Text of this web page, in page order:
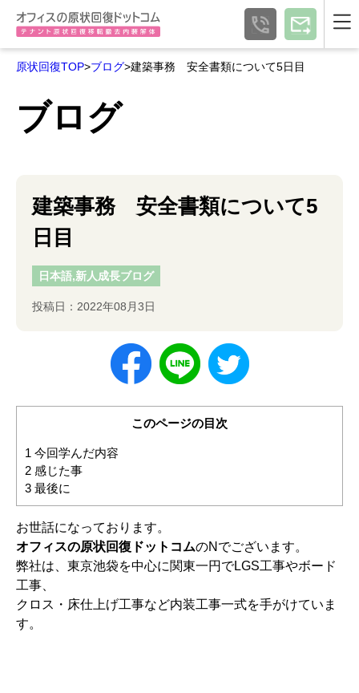
原状回復TOP>ブログ>建築事務 安全書類について5日目
ブログ
建築事務 安全書類について5
日目
日本語,新人成長ブログ
投稿日：2022年08月3日
このページの目次
1 今回学んだ内容
2 感じた事
3 最後に
お世話になっております。
オフィスの原状回復ドットコムのNでございます。
弊社は、東京池袋を中心に関東一円でLGS工事やボード
工事、
クロス・床仕上げ工事など内装工事一式を手がけていま
す。